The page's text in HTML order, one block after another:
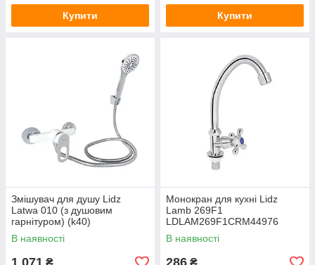
Купити Купити
Змішувач для душу Lidz
Latwa 010 (з душовим
гарнітуром) (k40)
LDLAT010WHI45426 White
В наявності
Монокран для кухні Lidz
Lamb 269F1
LDLAM269F1CRM44976
Chrome
В наявності